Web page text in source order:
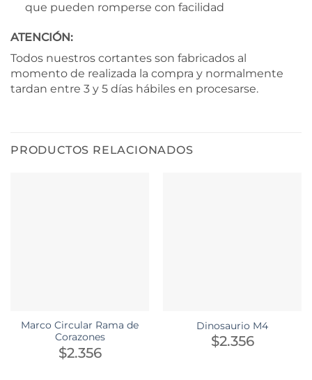
que pueden romperse con facilidad
ATENCIÓN:
Todos nuestros cortantes son fabricados al
momento de realizada la compra y normalmente
tardan entre 3 y 5 días hábiles en procesarse.
PRODUCTOS RELACIONADOS
Marco Circular Rama de
Corazones
$2.356
Dinosaurio M4
$2.356